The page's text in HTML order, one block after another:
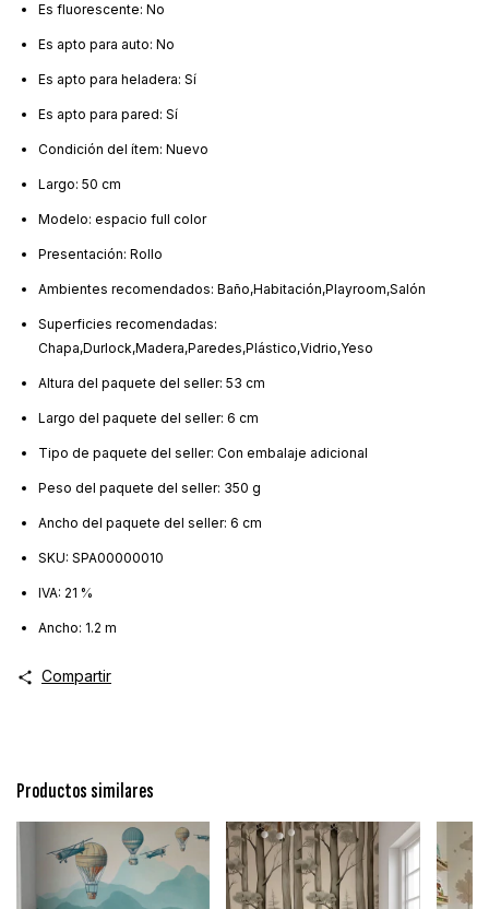
Es fluorescente: No
Es apto para auto: No
Es apto para heladera: Sí
Es apto para pared: Sí
Condición del ítem: Nuevo
Largo: 50 cm
Modelo: espacio full color
Presentación: Rollo
Ambientes recomendados: Baño,Habitación,Playroom,Salón
Superficies recomendadas:
Chapa,Durlock,Madera,Paredes,Plástico,Vidrio,Yeso
Altura del paquete del seller: 53 cm
Largo del paquete del seller: 6 cm
Tipo de paquete del seller: Con embalaje adicional
Peso del paquete del seller: 350 g
Ancho del paquete del seller: 6 cm
SKU: SPA00000010
IVA: 21 %
Ancho: 1.2 m
Compartir
Productos similares